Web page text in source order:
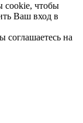
cookie, чтобы
Ваш вход в
соглашаетесь на